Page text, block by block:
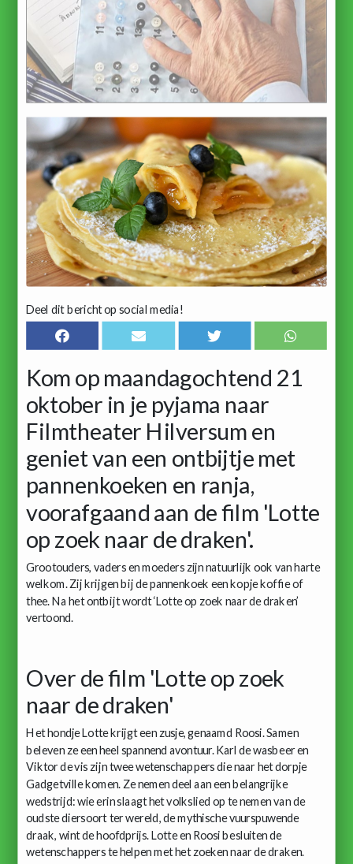
Deel dit bericht op social media!
Kom op maandagochtend 21
oktober in je pyjama naar
Filmtheater Hilversum en
geniet van een ontbijtje met
pannenkoeken en ranja,
voorafgaand aan de film 'Lotte
op zoek naar de draken'.
Grootouders, vaders en moeders zijn natuurlijk ook van harte
welkom. Zij krijgen bij de pannenkoek een kopje koffie of
thee. Na het ontbijt wordt ‘Lotte op zoek naar de draken’
vertoond.
Over de film 'Lotte op zoek
naar de draken'
Het hondje Lotte krijgt een zusje, genaamd Roosi. Samen
beleven ze een heel spannend avontuur. Karl de wasbeer en
Viktor de vis zijn twee wetenschappers die naar het dorpje
Gadgetville komen. Ze nemen deel aan een belangrijke
wedstrijd: wie erin slaagt het volkslied op te nemen van de
oudste diersoort ter wereld, de mythische vuurspuwende
draak, wint de hoofdprijs. Lotte en Roosi besluiten de
wetenschappers te helpen met het zoeken naar de draken.